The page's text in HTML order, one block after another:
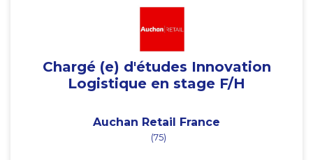
Chargé (e) d'études Innovation
Logistique en stage F/H
Auchan Retail France
(75)